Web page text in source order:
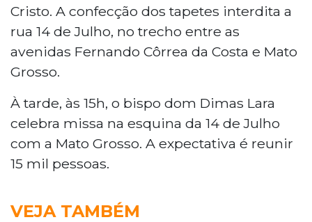
Cristo. A confecção dos tapetes interdita a
rua 14 de Julho, no trecho entre as
avenidas Fernando Côrrea da Costa e Mato
Grosso.
À tarde, às 15h, o bispo dom Dimas Lara
celebra missa na esquina da 14 de Julho
com a Mato Grosso. A expectativa é reunir
15 mil pessoas.
VEJA TAMBÉM